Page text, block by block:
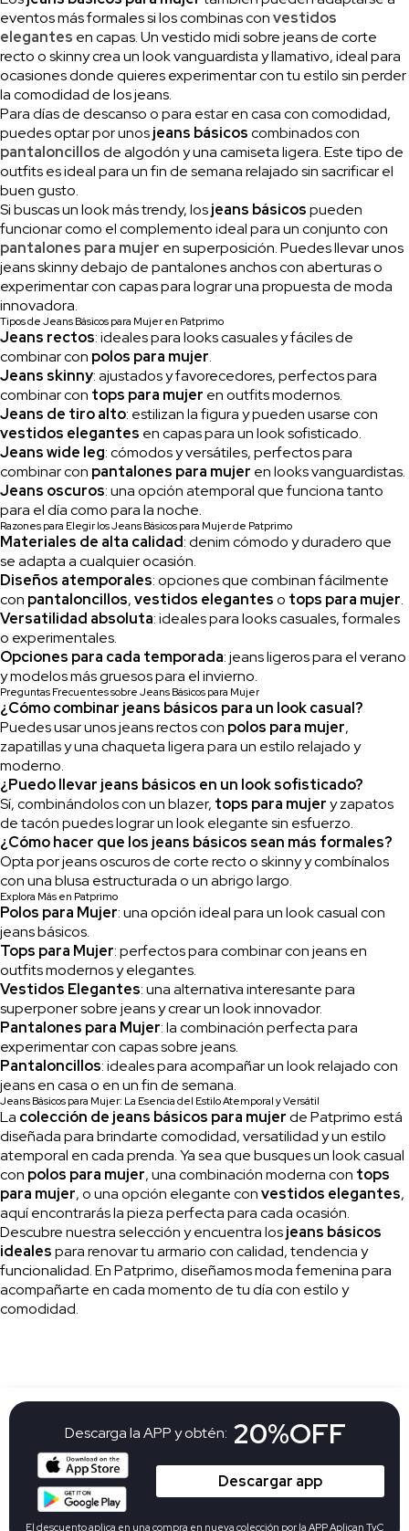
eventos más formales si los combinas convestidos
elegantes en capas. Un vestido midi sobre jeans de corte
recto o skinny crea un look vanguardista y llamativo, ideal para
ocasiones donde quieres experimentar con tu estilo sin perder
la comodidad de los jeans.
Para días de descanso o para estar en casa con comodidad,
puedes optar por unosjeans básicoscombinados con
pantaloncillosde algodón y una camiseta ligera. Este tipo de
outfits es ideal para un fin de semana relajado sin sacrificar el
buen gusto.
Si buscas un look más trendy, losjeans básicospueden
funcionar como el complemento ideal para un conjunto con
pantalones para mujer en superposición. Puedes llevar unos
jeans skinny debajo de pantalones anchos con aberturas o
experimentar con capas para lograr una propuesta de moda
innovadora.
Tipos de Jeans Básicos para Mujer en Patprimo
Jeans rectos: ideales para looks casuales y fáciles de
combinar con polos para mujer.
Jeans skinny: ajustados y favorecedores, perfectos para
combinar con tops para mujer en outfits modernos.
Jeans de tiro alto: estilizan la figura y pueden usarse con
vestidos elegantes en capas para un look sofisticado.
Jeans wide leg: cómodos y versátiles, perfectos para
combinar con pantalones para mujer en looks vanguardistas.
Jeans oscuros: una opción atemporal que funciona tanto
para el día como para la noche.
Razones para Elegir los Jeans Básicos para Mujer de Patprimo
Materiales de alta calidad: denim cómodo y duradero que
se adapta a cualquier ocasión.
Diseños atemporales: opciones que combinan fácilmente
con pantaloncillos,vestidos eleganteso tops para mujer.
Versatilidad absoluta: ideales para looks casuales, formales
o experimentales.
Opciones para cada temporada: jeans ligeros para el verano
y modelos más gruesos para el invierno.
Preguntas Frecuentes sobre Jeans Básicos para Mujer
¿Cómo combinar jeans básicos para un look casual?
Puedes usar unos jeans rectos con polos para mujer,
zapatillas y una chaqueta ligera para un estilo relajado y
moderno.
¿Puedo llevar jeans básicos en un look sofisticado?
Sí, combinándolos con un blazer, tops para mujery zapatos
de tacón puedes lograr un look elegante sin esfuerzo.
¿Cómo hacer que los jeans básicos sean más formales?
Opta por jeans oscuros de corte recto o skinny y combínalos
con una blusa estructurada o un abrigo largo.
Explora Más en Patprimo
Polos para Mujer: una opción ideal para un look casual con
jeans básicos.
Tops para Mujer: perfectos para combinar con jeans en
outfits modernos y elegantes.
Vestidos Elegantes: una alternativa interesante para
superponer sobre jeans y crear un look innovador.
Pantalones para Mujer: la combinación perfecta para
experimentar con capas sobre jeans.
Pantaloncillos: ideales para acompañar un look relajado con
jeans en casa o en un fin de semana.
Jeans Básicos para Mujer: La Esencia del Estilo Atemporal y Versátil
La colección de jeans básicos para mujerde Patprimo está
diseñada para brindarte comodidad, versatilidad y un estilo
atemporal en cada prenda. Ya sea que busques un look casual
con polos para mujer, una combinación moderna con tops
para mujer, o una opción elegante convestidos elegantes,
aquí encontrarás la pieza perfecta para cada ocasión.
Descubre nuestra selección y encuentra losjeans básicos
idealespara renovar tu armario con calidad, tendencia y
funcionalidad. En Patprimo, diseñamos moda femenina para
acompañarte en cada momento de tu día con estilo y
comodidad.
Descarga la APP y obtén: 20%OFF
Descargar app
El descuento aplica en una compra en nueva colección por la APP Aplican TyC